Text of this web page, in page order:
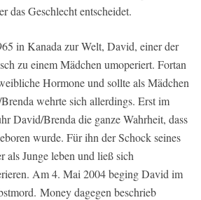
das Geschlecht entscheidet.
in Kanada zur Welt, David, einer der
zu einem Mädchen umoperiert. Fortan
Hormone und sollte als Mädchen
wehrte sich allerdings. Erst im
David/Brenda die ganze Wahrheit, dass
wurde. Für ihn der Schock seines
als Junge leben und ließ sich
Am 4. Mai 2004 beging David im
Money dagegen beschrieb